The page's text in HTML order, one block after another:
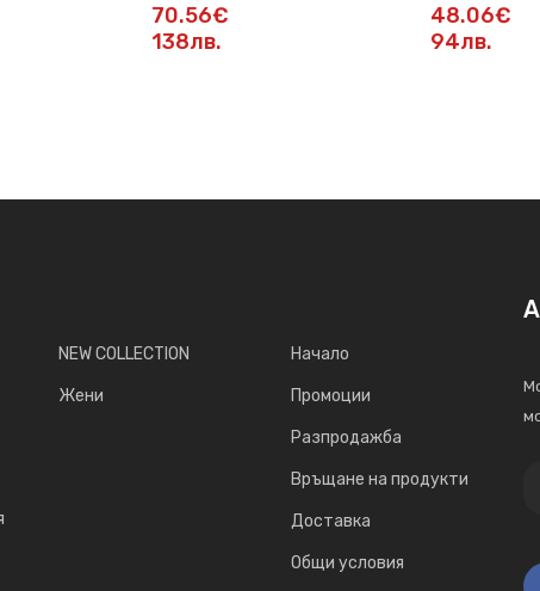
70.56€
138лв.
48.06€
94лв.
NEW COLLECTION
Жени
Начало
Промоции
Разпродажба
Връщане на продукти
Доставка
Общи условия